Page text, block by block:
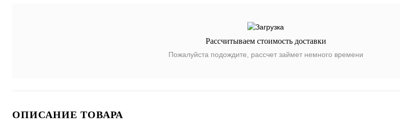
Рассчитываем стоимость доставки
Пожалуйста подождите, рассчет займет немного времени
ОПИСАНИЕ ТОВАРА